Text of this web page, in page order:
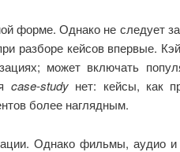
форме. Однако не следует
разборе кейсов впервые.
может включать
case-studyнет: кейсы, как
более наглядным.
Однако фильмы, аудио